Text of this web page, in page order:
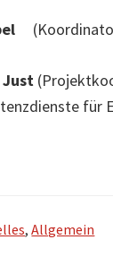
für
,Allgemein